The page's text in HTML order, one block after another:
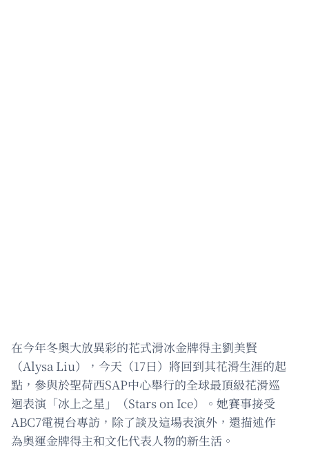
在今年冬奧大放異彩的花式滑冰金牌得主劉美賢
（Alysa Liu），今天（17日）將回到其花滑生涯的起
點，參與於聖荷西SAP中心舉行的全球最頂級花滑巡
迴表演「冰上之星」（Stars on Ice）。她賽事接受
ABC7電視台專訪，除了談及這場表演外，還描述作
為奧運金牌得主和文化代表人物的新生活。